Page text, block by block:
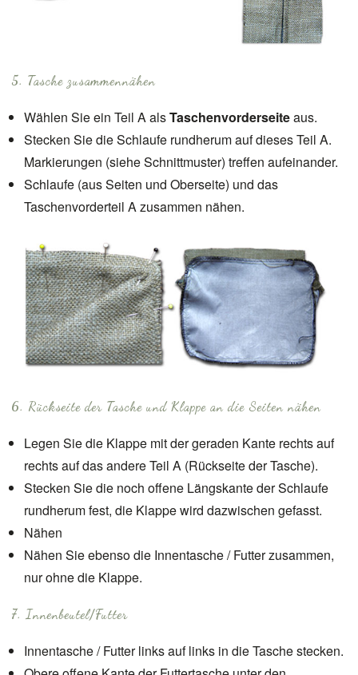
5. Tasche zusammennähen
Wählen Sie ein Teil A alsTaschenvorderseiteaus.
Stecken Sie die Schlaufe rundherum auf dieses Teil A.
Markierungen (siehe Schnittmuster) treffen aufeinander.
Schlaufe (aus Seiten und Oberseite) und das
Taschenvorderteil A zusammen nähen.
6. Rückseite der Tasche und Klappe an die Seiten nähen
Legen Sie die Klappe mit der geraden Kante rechts auf
rechts auf das andere Teil A (Rückseite der Tasche).
Stecken Sie die noch offene Längskante der Schlaufe
rundherum fest, die Klappe wird dazwischen gefasst.
Nähen
Nähen Sie ebenso die Innentasche / Futter zusammen,
nur ohne die Klappe.
7. Innenbeutel/Futter
Innentasche / Futter links auf links in die Tasche stecken.